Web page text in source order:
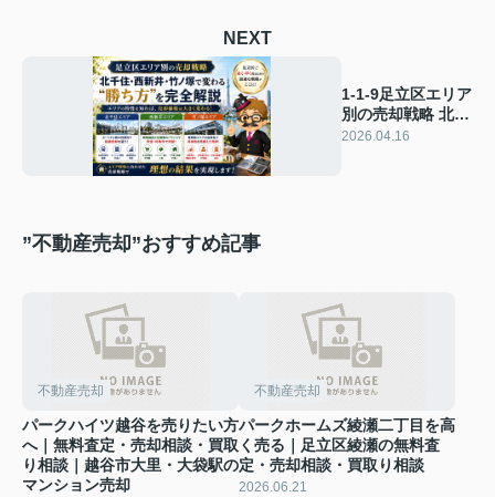
NEXT
1-1-9足立区エリア
別の売却戦略 北千
住・西新井・竹ノ
2026.04.16
”不動産売却”おすすめ記事
不動産売却
パークハイツ越谷を売りたい方
へ｜無料査定・売却相談・買取
り相談｜越谷市大里・大袋駅の
マンション売却
不動産売却
パークホームズ綾瀬二丁目を高
く売る｜足立区綾瀬の無料査
定・売却相談・買取り相談
2026.06.21